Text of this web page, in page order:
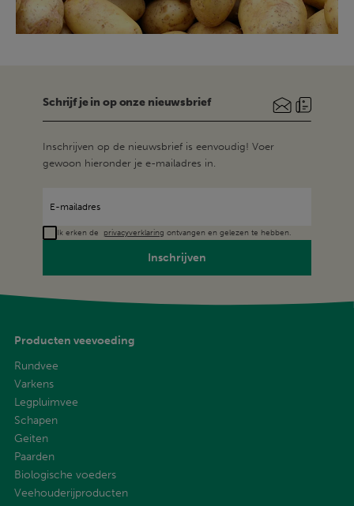
Schrijf je in op onze nieuwsbrief
Inschrijven op de nieuwsbrief is eenvoudig! Voer
gewoon hieronder je e-mailadres in.
Ik erken de privacyverklaring ontvangen en gelezen te hebben.
Inschrijven
Producten veevoeding
Rundvee
Varkens
Legpluimvee
Schapen
Geiten
Paarden
Biologische voeders
Veehouderijproducten